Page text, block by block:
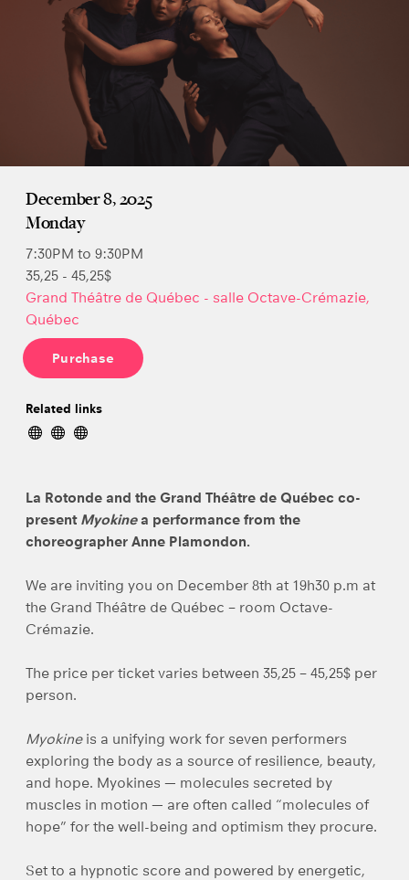
December 8, 2025
Monday
7:30PM to 9:30PM
35,25 - 45,25$
Grand Théâtre de Québec - salle Octave-Crémazie,
Québec
Purchase
Related links
La Rotonde and the Grand Théâtre de Québec co-
present Myokinea performance from the
choreographer Anne Plamondon.
We are inviting you on December 8th at 19h30 p.m at
the Grand Théâtre de Québec – room Octave-
Crémazie.
The price per ticket varies between 35,25 – 45,25$ per
person.
Myokine is a unifying work for seven performers
exploring the body as a source of resilience, beauty,
and hope. Myokines — molecules secreted by
muscles in motion — are often called “molecules of
hope” for the well-being and optimism they procure.
Set to a hypnotic score and powered by energetic,